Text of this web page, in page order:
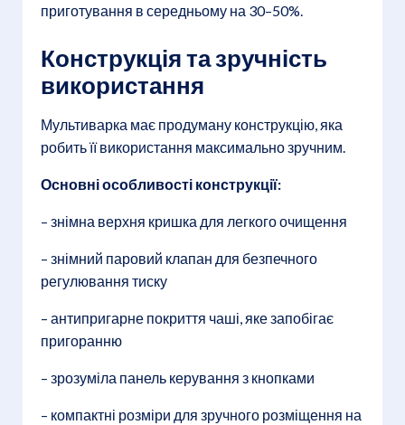
приготування в середньому на 30–50%.
Конструкція та зручність
використання
Мультиварка має продуману конструкцію, яка
робить її використання максимально зручним.
Основні особливості конструкції:
– знімна верхня кришка для легкого очищення
– знімний паровий клапан для безпечного
регулювання тиску
– антипригарне покриття чаші, яке запобігає
пригоранню
– зрозуміла панель керування з кнопками
– компактні розміри для зручного розміщення на